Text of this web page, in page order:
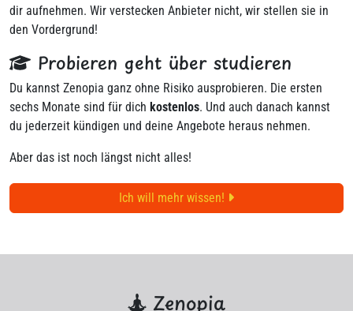
dir aufnehmen. Wir verstecken Anbieter nicht, wir stellen sie in
den Vordergrund!
Probieren geht über studieren
Du kannst Zenopia ganz ohne Risiko ausprobieren. Die ersten
sechs Monate sind für dich kostenlos. Und auch danach kannst
du jederzeit kündigen und deine Angebote heraus nehmen.
Aber das ist noch längst nicht alles!
Ich will mehr wissen!
Zenopia